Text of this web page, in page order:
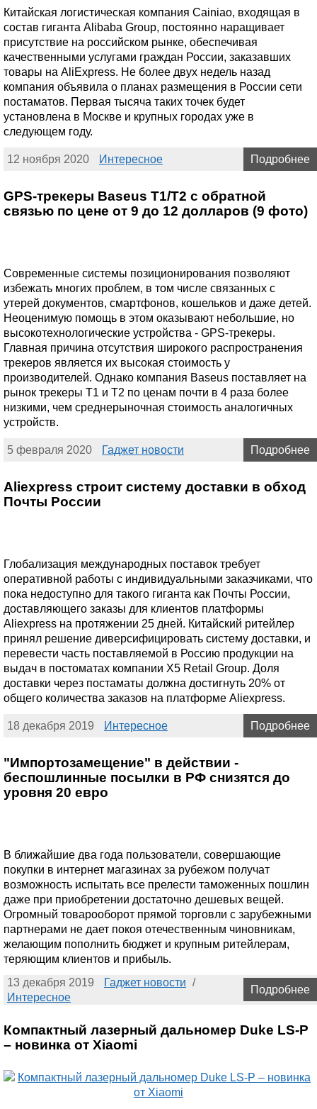
Китайская логистическая компания Cainiao, входящая в
состав гиганта Alibaba Group, постоянно наращивает
присутствие на российском рынке, обеспечивая
качественными услугами граждан России, заказавших
товары на AliExpress. Не более двух недель назад
компания объявила о планах размещения в России сети
постаматов. Первая тысяча таких точек будет
установлена в Москве и крупных городах уже в
следующем году.
12 ноября 2020 Интересное Подробнее
GPS-трекеры Baseus T1/T2 с обратной
связью по цене от 9 до 12 долларов (9 фото)
Современные системы позиционирования позволяют
избежать многих проблем, в том числе связанных с
утерей документов, смартфонов, кошельков и даже детей.
Неоценимую помощь в этом оказывают небольшие, но
высокотехнологические устройства - GPS-трекеры.
Главная причина отсутствия широкого распространения
трекеров является их высокая стоимость у
производителей. Однако компания Baseus поставляет на
рынок трекеры Т1 и Т2 по ценам почти в 4 раза более
низкими, чем среднерыночная стоимость аналогичных
устройств.
5 февраля 2020 Гаджет новости Подробнее
Aliexpress строит систему доставки в обход
Почты России
Глобализация международных поставок требует
оперативной работы с индивидуальными заказчиками, что
пока недоступно для такого гиганта как Почты России,
доставляющего заказы для клиентов платформы
Aliexpress на протяжении 25 дней. Китайский ритейлер
принял решение диверсифицировать систему доставки, и
перевести часть поставляемой в Россию продукции на
выдач в постоматах компании X5 Retail Group. Доля
доставки через постаматы должна достигнуть 20% от
общего количества заказов на платформе Aliexpress.
18 декабря 2019 Интересное Подробнее
"Импортозамещение" в действии -
беспошлинные посылки в РФ снизятся до
уровня 20 евро
В ближайшие два года пользователи, совершающие
покупки в интернет магазинах за рубежом получат
возможность испытать все прелести таможенных пошлин
даже при приобретении достаточно дешевых вещей.
Огромный товарооборот прямой торговли с зарубежными
партнерами не дает покоя отечественным чиновникам,
желающим пополнить бюджет и крупным ритейлерам,
теряющим клиентов и прибыль.
13 декабря 2019
Гаджет новости /
Интересное
Подробнее
Компактный лазерный дальномер Duke LS-P
– новинка от Xiaomi